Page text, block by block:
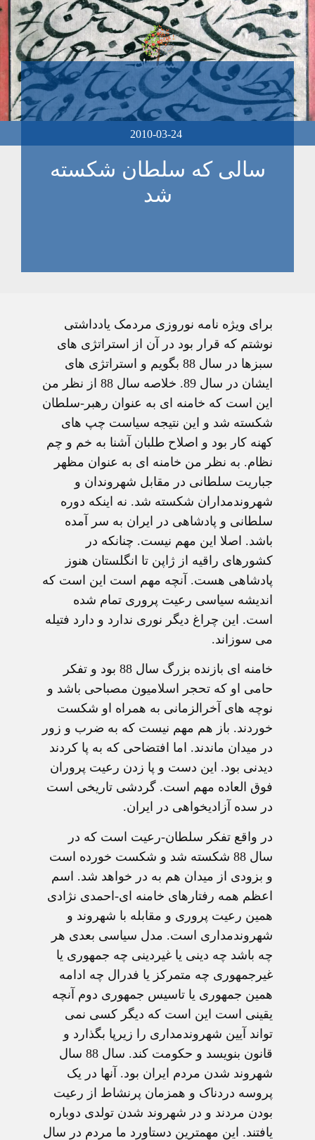
2010-03-24
سالی که سلطان شکسته
شد
برای ویژه نامه نوروزی مردمک یادداشتی
نوشتم که قرار بود در آن از استراتژی های
سبزها در سال 88 بگویم و استراتژی های
ایشان در سال 89. خلاصه سال 88 از نظر من
این است که خامنه ای به عنوان رهبر-سلطان
شکسته شد و این نتیجه سیاست چپ های
کهنه کار بود و اصلاح طلبان آشنا به خم و چم
نظام. به نظر من خامنه ای به عنوان مظهر
جباریت سلطانی در مقابل شهروندان و
شهروندمداران شکسته شد. نه اینکه دوره
سلطانی و پادشاهی در ایران به سر آمده
باشد. اصلا این مهم نیست. چنانکه در
کشورهای راقیه از ژاپن تا انگلستان هنوز
پادشاهی هست. آنچه مهم است این است که
اندیشه سیاسی رعیت پروری تمام شده
است. این چراغ دیگر نوری ندارد و دارد فتیله
می سوزاند.
خامنه ای بازنده بزرگ سال 88 بود و تفکر
حامی او که تحجر اسلامیون مصباحی باشد و
نوچه های آخرالزمانی به همراه او شکست
خوردند. باز هم مهم نیست که به ضرب و زور
در میدان ماندند. اما افتضاحی که به پا کردند
دیدنی بود. این دست و پا زدن رعیت پروران
فوق العاده مهم است. گردشی تاریخی است
در سده آزادیخواهی در ایران.
در واقع تفکر سلطان-رعیت است که در
سال 88 شکسته شد و شکست خورده است
و بزودی از میدان هم به در خواهد شد. اسم
اعظم همه رفتارهای خامنه ای-احمدی نژادی
همین رعیت پروری و مقابله با شهروند و
شهروندمداری است. مدل سیاسی بعدی هر
چه باشد چه دینی یا غیردینی چه جمهوری یا
غیرجمهوری چه متمرکز یا فدرال چه ادامه
همین جمهوری یا تاسیس جمهوری دوم آنچه
یقینی است این است که دیگر کسی نمی
تواند آیین شهروندمداری را زیرپا بگذارد و
قانون بنویسد و حکومت کند. سال 88 سال
شهروند شدن مردم ایران بود. آنها در یک
پروسه دردناک و همزمان پرنشاط از رعیت
بودن مردند و در شهروند شدن تولدی دوباره
یافتند. این مهمترین دستاورد ما مردم در سال